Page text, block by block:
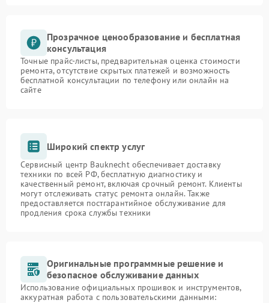
Прозрачное ценообразование и бесплатная
консультация
Точные прайс-листы, предварительная оценка стоимости
ремонта, отсутствие скрытых платежей и возможность
бесплатной консультации по телефону или онлайн на
сайте
Широкий спектр услуг
Сервисный центр Bauknecht обеспечивает доставку
техники по всей РФ, бесплатную диагностику и
качественный ремонт, включая срочный ремонт. Клиенты
могут отслеживать статус ремонта онлайн. Также
предоставляется постгарантийное обслуживание для
продления срока службы техники
Оригинальные программные решение и
безопасное обслуживание данных
Использование официальных прошивок и инструментов,
аккуратная работа с пользовательскими данными: